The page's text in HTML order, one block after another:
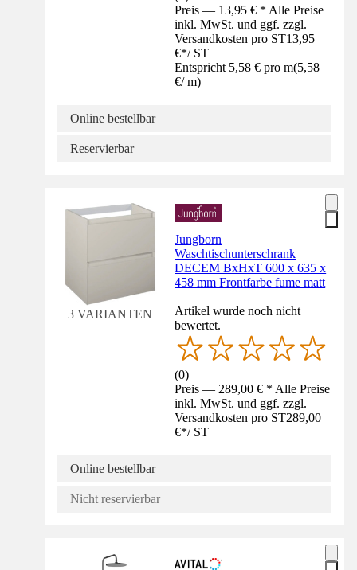
Preis — 13,95 € * Alle Preise
inkl. MwSt. und ggf. zzgl.
Versandkosten pro ST13,95
€*/ ST
Entspricht 5,58 € pro m(5,58
€/ m)
Online bestellbar
Reservierbar
3 VARIANTEN
Jungborn
Waschtischunterschrank
DECEM BxHxT 600 x 635 x
458 mm Frontfarbe fume matt
Artikel wurde noch nicht
bewertet.
(0)
Preis — 289,00 € * Alle Preise
inkl. MwSt. und ggf. zzgl.
Versandkosten pro ST289,00
€*/ ST
Online bestellbar
Nicht reservierbar